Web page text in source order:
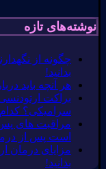
نوشته‌های تازه
چگونه از
بدانید!
هر آنچه باید
براکت
سرامیکی؟ کدام
مراقبت های پس
است پس از
مزایای درمان
بدانید!